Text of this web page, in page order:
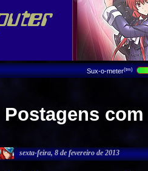
Sux-o-meter(tm)
Postagens com
sexta-feira, 8 de fevereiro de 2013